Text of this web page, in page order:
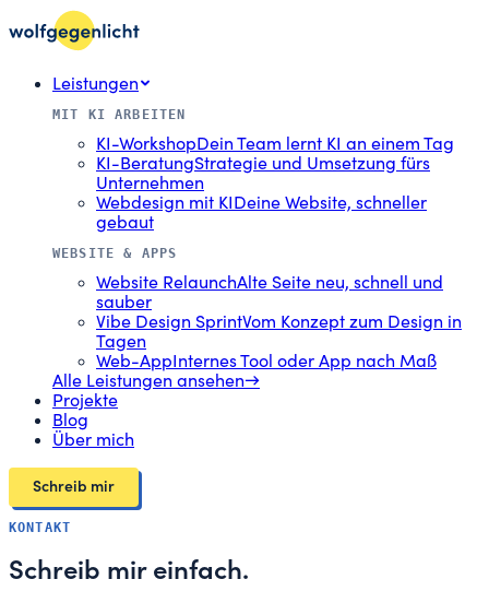
Leistungen
MIT KI ARBEITEN
KI-WorkshopDein Team lernt KI an einem Tag
KI-BeratungStrategie und Umsetzung fürs
Unternehmen
Webdesign mit KIDeine Website, schneller
gebaut
WEBSITE & APPS
Website RelaunchAlte Seite neu, schnell und
sauber
Vibe Design SprintVom Konzept zum Design in
Tagen
Web-AppInternes Tool oder App nach Maß
Alle Leistungen ansehen→
Projekte
Blog
Über mich
Schreib mir
KONTAKT
Schreib mir einfach.